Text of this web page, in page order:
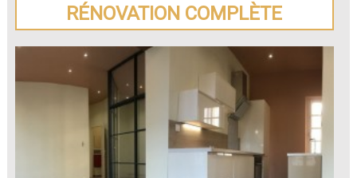
RÉNOVATION COMPLÈTE